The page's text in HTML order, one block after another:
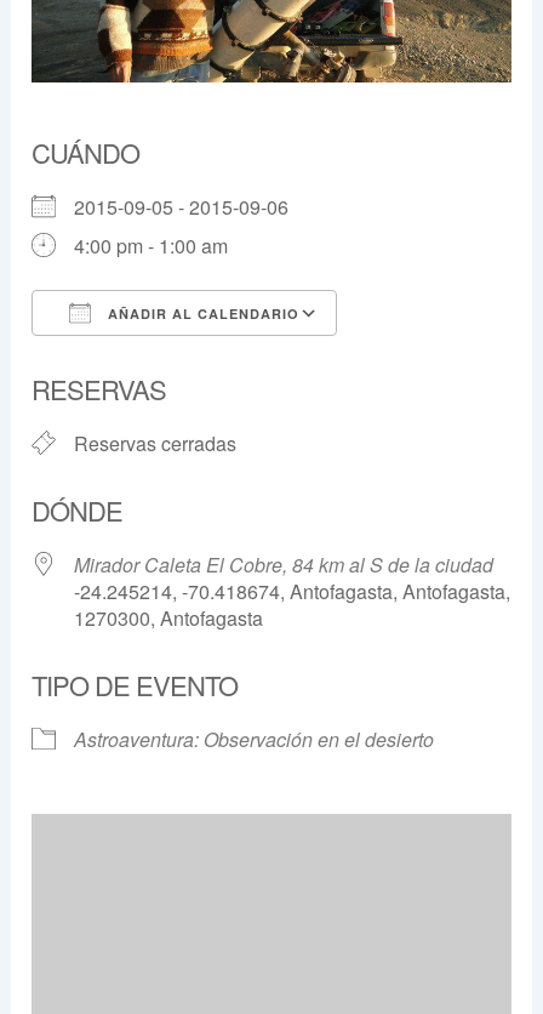
CUÁNDO
2015-09-05 - 2015-09-06
4:00 pm - 1:00 am
AÑADIR AL CALENDARIO
RESERVAS
Reservas cerradas
DÓNDE
Mirador Caleta El Cobre, 84 km al S de la ciudad
-24.245214, -70.418674, Antofagasta, Antofagasta,
1270300, Antofagasta
TIPO DE EVENTO
Astroaventura: Observación en el desierto